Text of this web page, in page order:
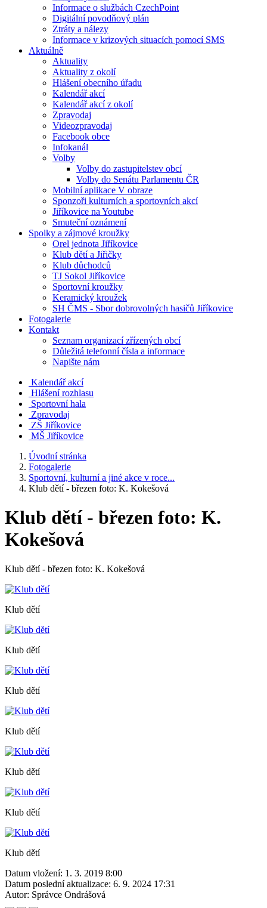
Informace o službách CzechPoint
Digitální povodňový plán
Ztráty a nálezy
Informace v krizových situacích pomocí SMS
Aktuálně
Aktuality
Aktuality z okolí
Hlášení obecního úřadu
Kalendář akcí
Kalendář akcí z okolí
Zpravodaj
Videozpravodaj
Facebook obce
Infokanál
Volby
Volby do zastupitelstev obcí
Volby do Senátu Parlamentu ČR
Mobilní aplikace V obraze
Sponzoři kulturních a sportovních akcí
Jiříkovice na Youtube
Smuteční oznámení
Spolky a zájmové kroužky
Orel jednota Jiříkovice
Klub dětí a Jiřičky
Klub důchodců
TJ Sokol Jiříkovice
Sportovní kroužky
Keramický kroužek
SH ČMS - Sbor dobrovolných hasičů Jiříkovice
Fotogalerie
Kontakt
Seznam organizací zřízených obcí
Důležitá telefonní čísla a informace
Napište nám
Kalendář akcí
Hlášení rozhlasu
Sportovní hala
Zpravodaj
ZŠ Jiříkovice
MŠ Jiříkovice
Úvodní stránka
Fotogalerie
Sportovní, kulturní a jiné akce v roce...
Klub dětí - březen foto: K. Kokešová
Klub dětí - březen foto: K.
Kokešová
Klub dětí - březen foto: K. Kokešová
Klub dětí
Klub dětí
Klub dětí
Klub dětí
Klub dětí
Klub dětí
Klub dětí
Datum vložení: 1. 3. 2019 8:00
Datum poslední aktualizace: 6. 9. 2024 17:31
Autor: Správce Ondrášová